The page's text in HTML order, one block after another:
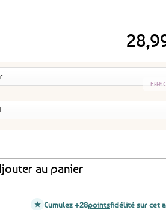
Lux - Lannion
au panier
Cumulez +28pointsfidélité sur cet